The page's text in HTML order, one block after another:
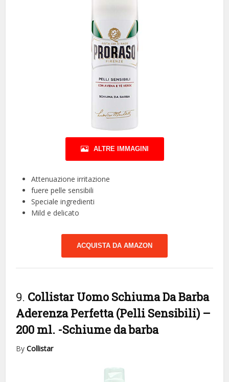
ALTRE IMMAGINI
Attenuazione irritazione
fuere pelle sensibili
Speciale ingredienti
Mild e delicato
ACQUISTA DA AMAZON
9. Collistar Uomo Schiuma Da Barba
Aderenza Perfetta (Pelli Sensibili) –
200 ml. -Schiume da barba
ByCollistar